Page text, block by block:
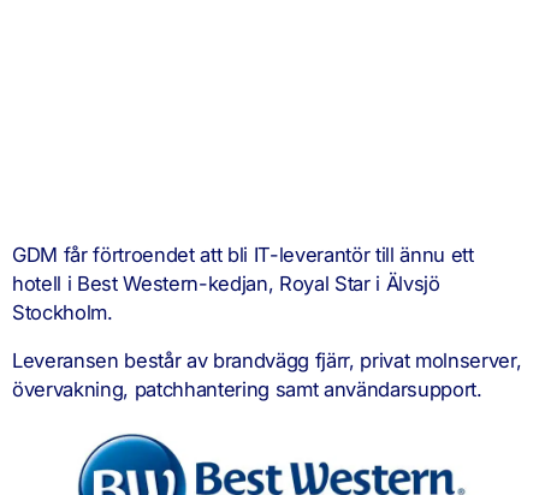
GDM får förtroendet att bli IT-leverantör till ännu ett
hotell i Best Western-kedjan, Royal Star i Älvsjö
Stockholm.
Leveransen består av brandvägg fjärr, privat molnserver,
övervakning, patchhantering samt användarsupport.